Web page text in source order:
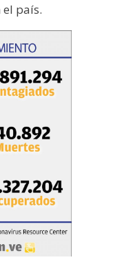
país.